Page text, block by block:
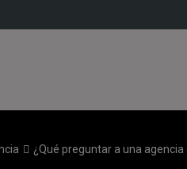
¿Qué preguntar a una